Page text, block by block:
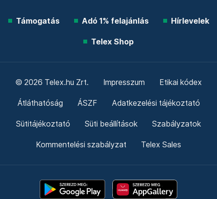
Támogatás Adó 1% felajánlás Hírlevelek
Telex Shop
© 2026 Telex.hu Zrt. Impresszum Etikai kódex
Átláthatóság ÁSZF Adatkezelési tájékoztató
Sütitájékoztató Süti beállítások Szabályzatok
Kommentelési szabályzat Telex Sales